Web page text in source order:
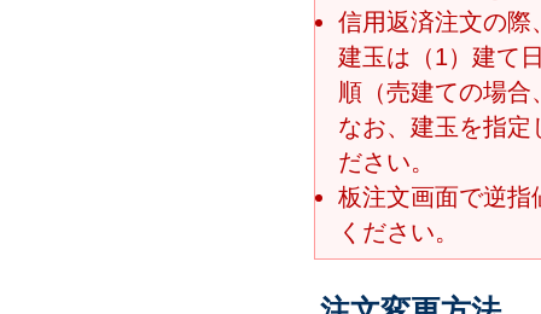
信用返済注文の際
建玉は（1）建て
順（売建ての場
なお、建玉を指
ださい。
板注文画面で逆指
ください。